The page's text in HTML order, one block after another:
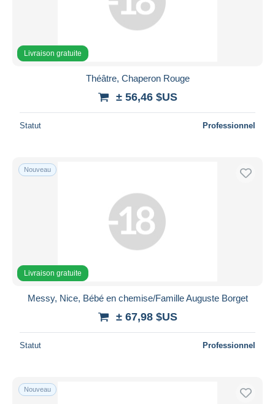
Livraison gratuite
Théâtre, Chaperon Rouge
± 56,46 $US
Statut Professionnel
Nouveau
Livraison gratuite
Messy, Nice, Bébé en chemise/Famille Auguste Borget
± 67,98 $US
Statut Professionnel
Nouveau